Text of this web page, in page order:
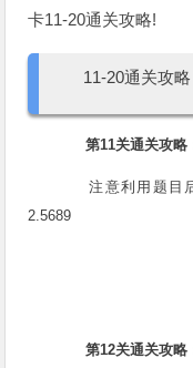
卡11-20通关攻略!
11-20通关攻略
第11关通关攻略
注意利用题目后
2.5689
第12关通关攻略